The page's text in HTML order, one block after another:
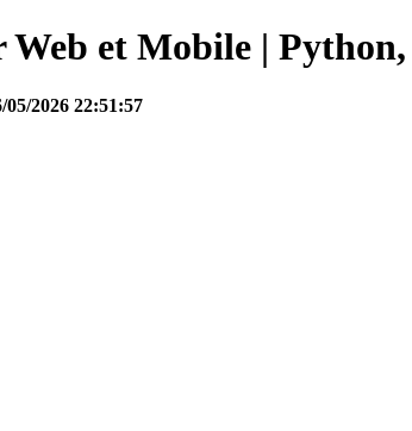
et Mobile |
05/2026 22:51:57